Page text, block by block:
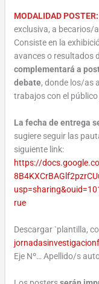
MODALIDAD POSTER:
exclusiva, a becarios/
Consiste en la
avances o resultados
complementará a
debate, donde los/as
trabajos con el
La fecha de entrega
sugiere seguir las
siguiente link:
https://
rue
Descargar `plantilla,
Eje Nº… Apellido/s